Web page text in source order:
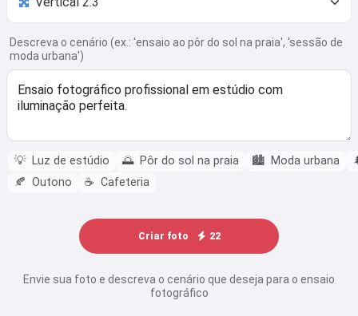
Descreva o cenário (ex.: 'ensaio ao pôr do sol na praia', 'sessão de
moda urbana')
💡 Luz de estúdio 🌅 Pôr do sol na praia 🏙️ Moda urbana
🍂 Outono ☕ Cafeteria
Criar foto 22
Envie sua foto e descreva o cenário que deseja para o ensaio
fotográfico